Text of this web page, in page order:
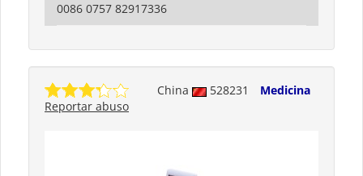
0086 0757 82917336
China 528231
Medicina
Reportar abuso